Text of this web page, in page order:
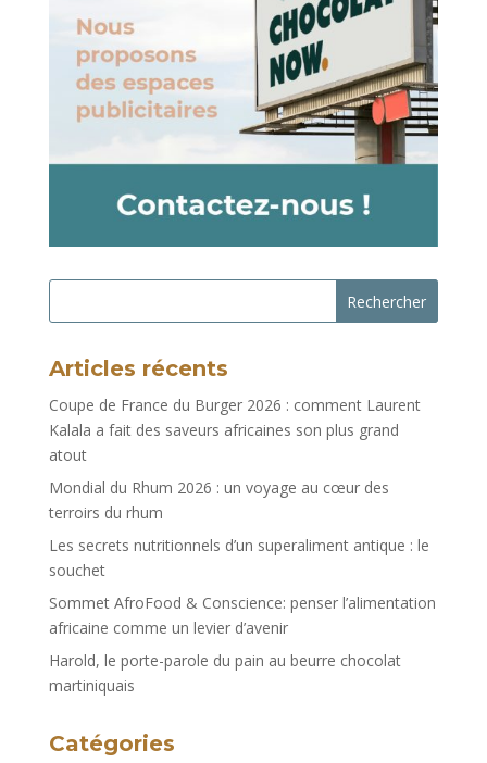
Rechercher
Articles récents
Coupe de France du Burger 2026 : comment Laurent
Kalala a fait des saveurs africaines son plus grand
atout
Mondial du Rhum 2026 : un voyage au cœur des
terroirs du rhum
Les secrets nutritionnels d’un superaliment antique : le
souchet
Sommet AfroFood & Conscience: penser l’alimentation
africaine comme un levier d’avenir
Harold, le porte-parole du pain au beurre chocolat
martiniquais
Catégories